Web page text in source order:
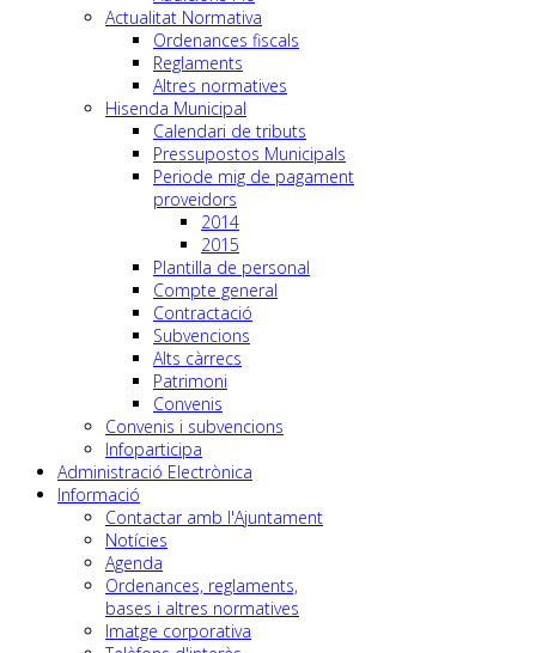
Actualitat Normativa
Ordenances fiscals
Reglaments
Altres normatives
Hisenda Municipal
Calendari de tributs
Pressupostos Municipals
Periode mig de pagament
proveidors
2014
2015
Plantilla de personal
Compte general
Contractació
Subvencions
Alts càrrecs
Patrimoni
Convenis
Convenis i subvencions
Infoparticipa
Administració Electrònica
Informació
Contactar amb l'Ajuntament
Notícies
Agenda
Ordenances, reglaments,
bases i altres normatives
Imatge corporativa